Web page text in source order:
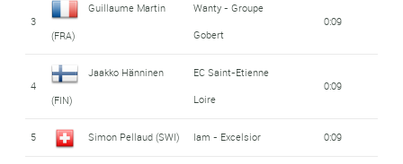
3
Guillaume Martin
(FRA)
Wanty - Groupe
Gobert
0:09
4
Jaakko Hänninen
(FIN)
EC Saint-Etienne
Loire
0:09
5 Simon Pellaud (SWI) Iam - Excelsior 0:09